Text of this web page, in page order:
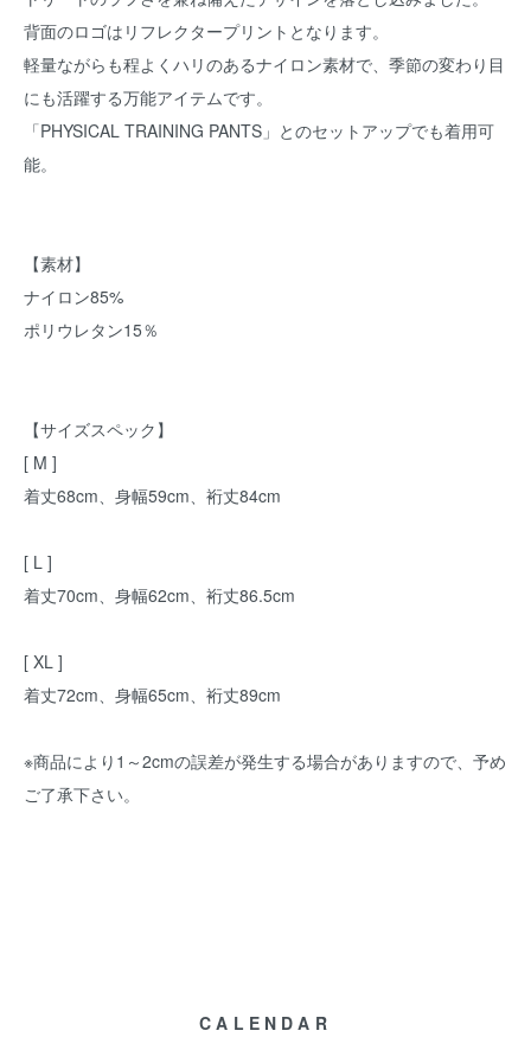
背面のロゴはリフレクタープリントとなります。
軽量ながらも程よくハリのあるナイロン素材で、季節の変わり目
にも活躍する万能アイテムです。
「PHYSICAL TRAINING PANTS」とのセットアップでも着用可
能。
【素材】
ナイロン85%
ポリウレタン15％
【サイズスペック】
[ M ]
着丈68cm、身幅59cm、裄丈84cm
[ L ]
着丈70cm、身幅62cm、裄丈86.5cm
[ XL ]
着丈72cm、身幅65cm、裄丈89cm
※商品により1～2cmの誤差が発生する場合がありますので、予め
ご了承下さい。
CALENDAR